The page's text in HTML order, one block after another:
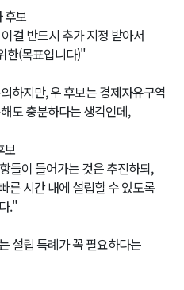
후보
걸 반드시 추가 지정 받아서
한(목표입니다)"
하지만, 우 후보는 경제자유구역
도 충분하다는 생각인데,
보
들이 들어가는 것은 추진하되,
른 시간 내에 설립할 수 있도록
."
설립 특례가 꼭 필요하다는